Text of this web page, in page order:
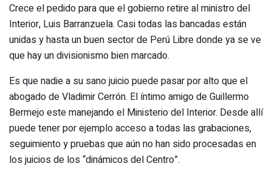
Crece el pedido para que el gobierno retire al ministro del
Interior, Luis Barranzuela. Casi todas las bancadas están
unidas y hasta un buen sector de Perú Libre donde ya se ve
que hay un divisionismo bien marcado.
Es que nadie a su sano juicio puede pasar por alto que el
abogado de Vladimir Cerrón. El íntimo amigo de Guillermo
Bermejo este manejando el Ministerio del Interior. Desde allí
puede tener por ejemplo acceso a todas las grabaciones,
seguimiento y pruebas que aún no han sido procesadas en
los juicios de los “dinámicos del Centro”.